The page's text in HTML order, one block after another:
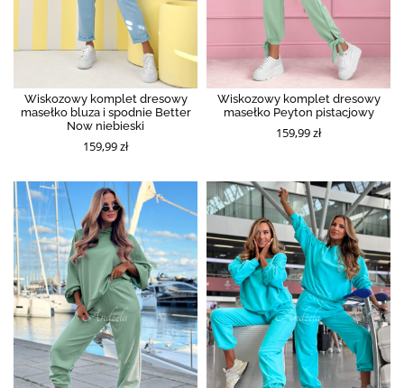
Wiskozowy komplet dresowy
masełko bluza i spodnie Better
Now niebieski
159,99 zł
Wiskozowy komplet dresowy
masełko Peyton pistacjowy
159,99 zł